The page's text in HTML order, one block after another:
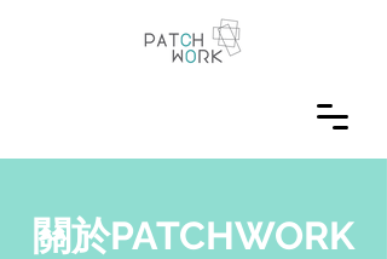
關於PATCHWORK